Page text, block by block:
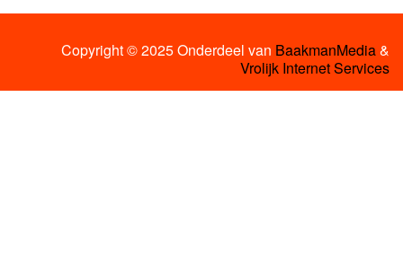
Copyright © 2025 Onderdeel van BaakmanMedia&
Vrolijk Internet Services